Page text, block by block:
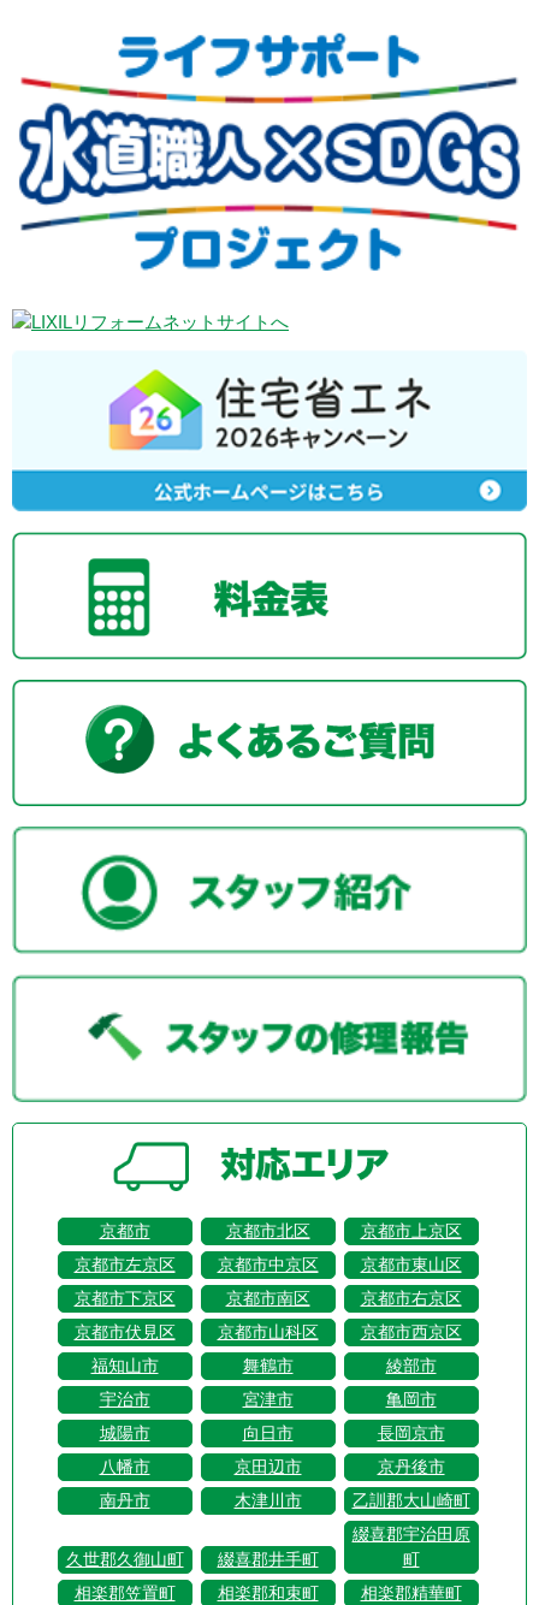
京都市 京都市北区
京都市上京区
京都市左京区
京都市中京区
京都市東山区
京都市下京区
京都市南区
京都市右京区
京都市伏見区
京都市山科区
京都市西京区
福知山市
舞鶴市
綾部市
宇治市
宮津市
亀岡市
城陽市
向日市
長岡京市
八幡市
京田辺市
京丹後市
南丹市
木津川市 乙訓郡大山崎町
久世郡久御山町 綴喜郡井手町
綴喜郡宇治田原
町
相楽郡笠置町
相楽郡和束町
相楽郡精華町